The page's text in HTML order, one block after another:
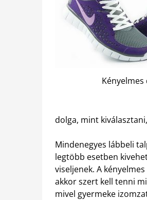
Kényelmes
dolga, mint
Mindenegyes lábbeli
legtöbb esetben
viseljenek. A
akkor szert kell tenni
mivel gyermeke